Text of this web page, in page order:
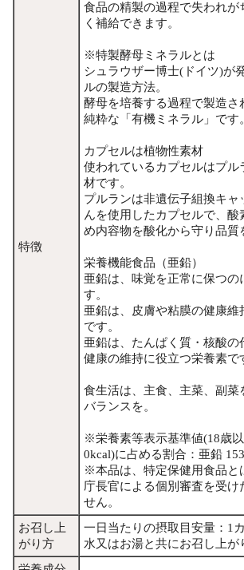
特徴
食品の精製の過程で失われが
く補給できます。
※特製酵母ミネラルとは
シュラウザー博士(ドイツ)が
ルの製造方法。
酵母を培養する過程で製造さ
純粋な「有機ミネラル」です。
カプセルは植物性素材
使われているカプセルはプル
材です。
プルランは非遺伝子組換キャ
んを使用したカプセルで、酸
め内容物を酸化から守り品質
栄養機能食品（亜鉛）
亜鉛は、味覚を正常に保つの
す。
亜鉛は、皮膚や粘膜の健康維
です。
亜鉛は、たんぱく質・核酸の
健康の維持に役立つ栄養素で
食生活は、主食、主菜、副菜
バランスを。
※栄養素等表示基準値(18歳
0kcal)に占める割合：亜鉛
※本品は、特定保健用食品と
庁長官による個別審査を受け
せん。
お召し上
がり方
一日当たりの摂取目安量：1
水又はお湯と共にお召し上が